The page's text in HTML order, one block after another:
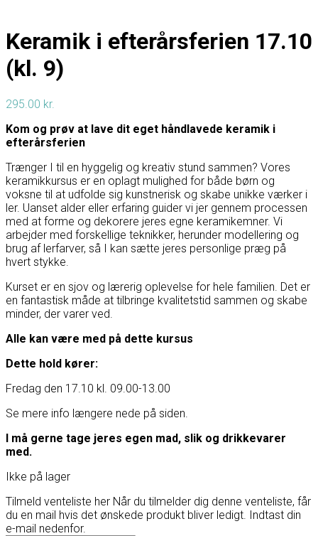
Keramik i efterårsferien 17.10
(kl. 9)
295.00 kr.
Kom og prøv at lave dit eget håndlavede keramik i
efterårsferien
Trænger I til en hyggelig og kreativ stund sammen? Vores
keramikkursus er en oplagt mulighed for både børn og
voksne til at udfolde sig kunstnerisk og skabe unikke værker i
ler. Uanset alder eller erfaring guider vi jer gennem processen
med at forme og dekorere jeres egne keramikemner. Vi
arbejder med forskellige teknikker, herunder modellering og
brug af lerfarver, så I kan sætte jeres personlige præg på
hvert stykke.
Kurset er en sjov og lærerig oplevelse for hele familien. Det er
en fantastisk måde at tilbringe kvalitetstid sammen og skabe
minder, der varer ved.
Alle kan være med på dette kursus
Dette hold kører:
Fredag den 17.10 kl. 09.00-13.00
Se mere info længere nede på siden.
I må gerne tage jeres egen mad, slik og drikkevarer
med.
Ikke på lager
Tilmeld venteliste her Når du tilmelder dig denne venteliste, får
du en mail hvis det ønskede produkt bliver ledigt. Indtast din
e-mail nedenfor.